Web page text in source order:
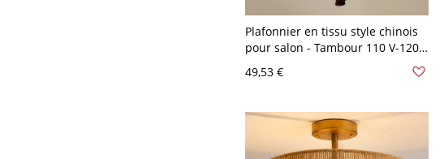
Plafonnier en tissu style chinois
pour salon - Tambour 110 V-120
49,53 €